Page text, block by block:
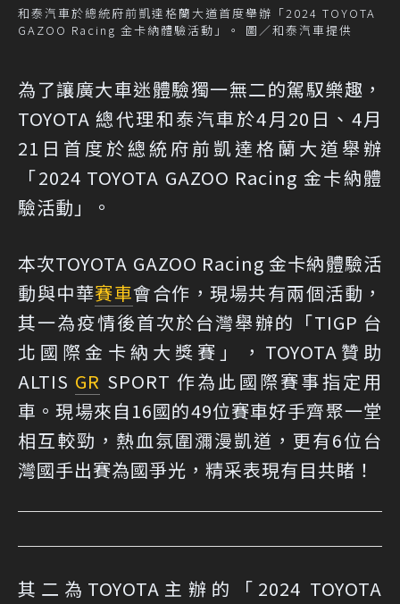
和泰汽車於總統府前凱達格蘭大道首度舉辦「2024 TOYOTA
GAZOO Racing 金卡納體驗活動」。 圖／和泰汽車提供
為了讓廣大車迷體驗獨一無二的駕馭樂趣，
TOYOTA 總代理和泰汽車於4月20日、4月
21日首度於總統府前凱達格蘭大道舉辦
「2024 TOYOTA GAZOO Racing 金卡納體
驗活動」。
本次TOYOTA GAZOO Racing 金卡納體驗活
動與中華賽車會合作，現場共有兩個活動，
其一為疫情後首次於台灣舉辦的「TIGP 台
北國際金卡納大獎賽」，TOYOTA贊助
ALTIS GR SPORT 作為此國際賽事指定用
車。現場來自16國的49位賽車好手齊聚一堂
相互較勁，熱血氛圍瀰漫凱道，更有6位台
灣國手出賽為國爭光，精采表現有目共睹！
其二為TOYOTA主辦的「2024 TOYOTA